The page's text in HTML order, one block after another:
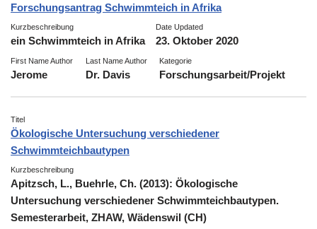
Forschungsantrag Schwimmteich in Afrika
Kurzbeschreibung
ein Schwimmteich in Afrika
Date Updated
23. Oktober 2020
First Name Author
Jerome
Last Name Author
Dr. Davis
Kategorie
Forschungsarbeit/Projekt
Titel
Ökologische Untersuchung verschiedener
Schwimmteichbautypen
Kurzbeschreibung
Apitzsch, L., Buehrle, Ch. (2013): Ökologische
Untersuchung verschiedener Schwimmteichbautypen.
Semesterarbeit, ZHAW, Wädenswil (CH)